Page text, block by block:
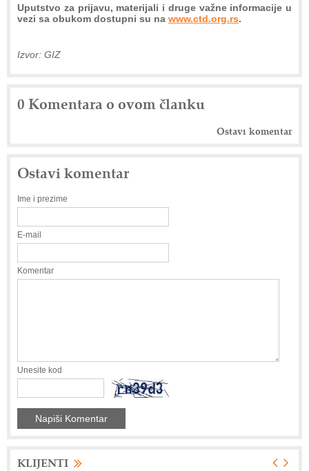
Uputstvo za prijavu, materijali i druge važne informacije u
vezi sa obukom dostupni su na www.ctd.org.rs.
Izvor: GIZ
0 Komentara o ovom članku
Ostavi komentar
Ostavi komentar
Ime i prezime
E-mail
Komentar
Unesite kod
KLIJENTI